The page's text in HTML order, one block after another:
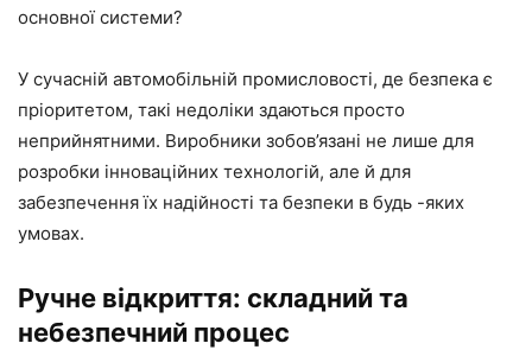
основної системи?
У сучасній автомобільній промисловості, де безпека є
пріоритетом, такі недоліки здаються просто
неприйнятними. Виробники зобов’язані не лише для
розробки інноваційних технологій, але й для
забезпечення їх надійності та безпеки в будь -яких
умовах.
Ручне відкриття: складний та
небезпечний процес